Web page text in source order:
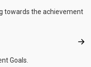
towards the achievement
Goals.